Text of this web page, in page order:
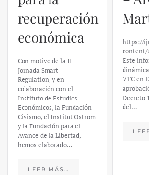
recuperación
económica
Con motivo de la II
Jornada Smart
Regulation, y en
colaboración con el
Instituto de Estudios
Económicos, la Fundación
Civismo, el Institut Ostrom
y la Fundación para el
Avance de la Libertad,
hemos elaborado…
LEER MÁS…
https://
content/
Este
VTC en
Decreto
del…